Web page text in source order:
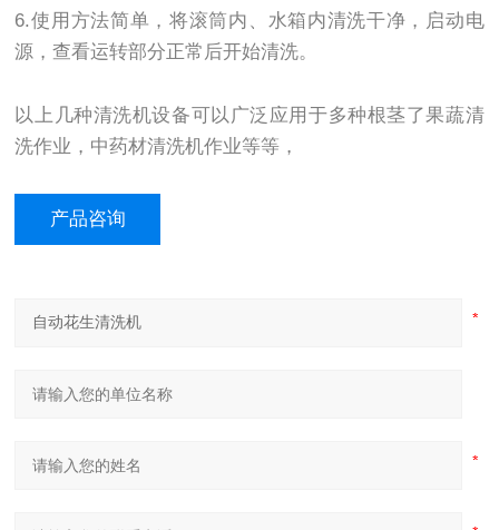
6.使用方法简单，将滚筒内、水箱内清洗干净，启动电
源，查看运转部分正常后开始清洗。
以上几种清洗机设备可以广泛应用于多种根茎了果蔬清
洗作业，中药材清洗机作业等等，
产品咨询